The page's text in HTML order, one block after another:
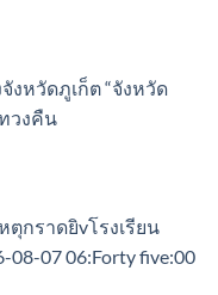
งหวัดภูเก็ต “จังหวัด
วงคืน
ตุกราดยิvโรงเรียน
07 06:Forty five:00